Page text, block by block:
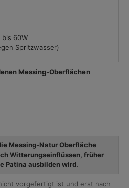
bis 60W
Spritzwasser)
Messing-Oberflächen
Messing-Natur Oberfläche
Witterungseinflüssen, früher
Patina ausbilden wird.
vorgefertigt ist und erst nach